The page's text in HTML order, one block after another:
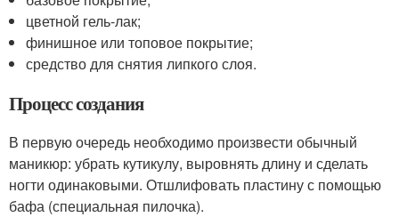
цветной гель-лак;
финишное или топовое покрытие;
средство для снятия липкого слоя.
Процесс создания
В первую очередь необходимо произвести обычный
маникюр: убрать кутикулу, выровнять длину и сделать
ногти одинаковыми. Отшлифовать пластину с помощью
бафа (специальная пилочка).